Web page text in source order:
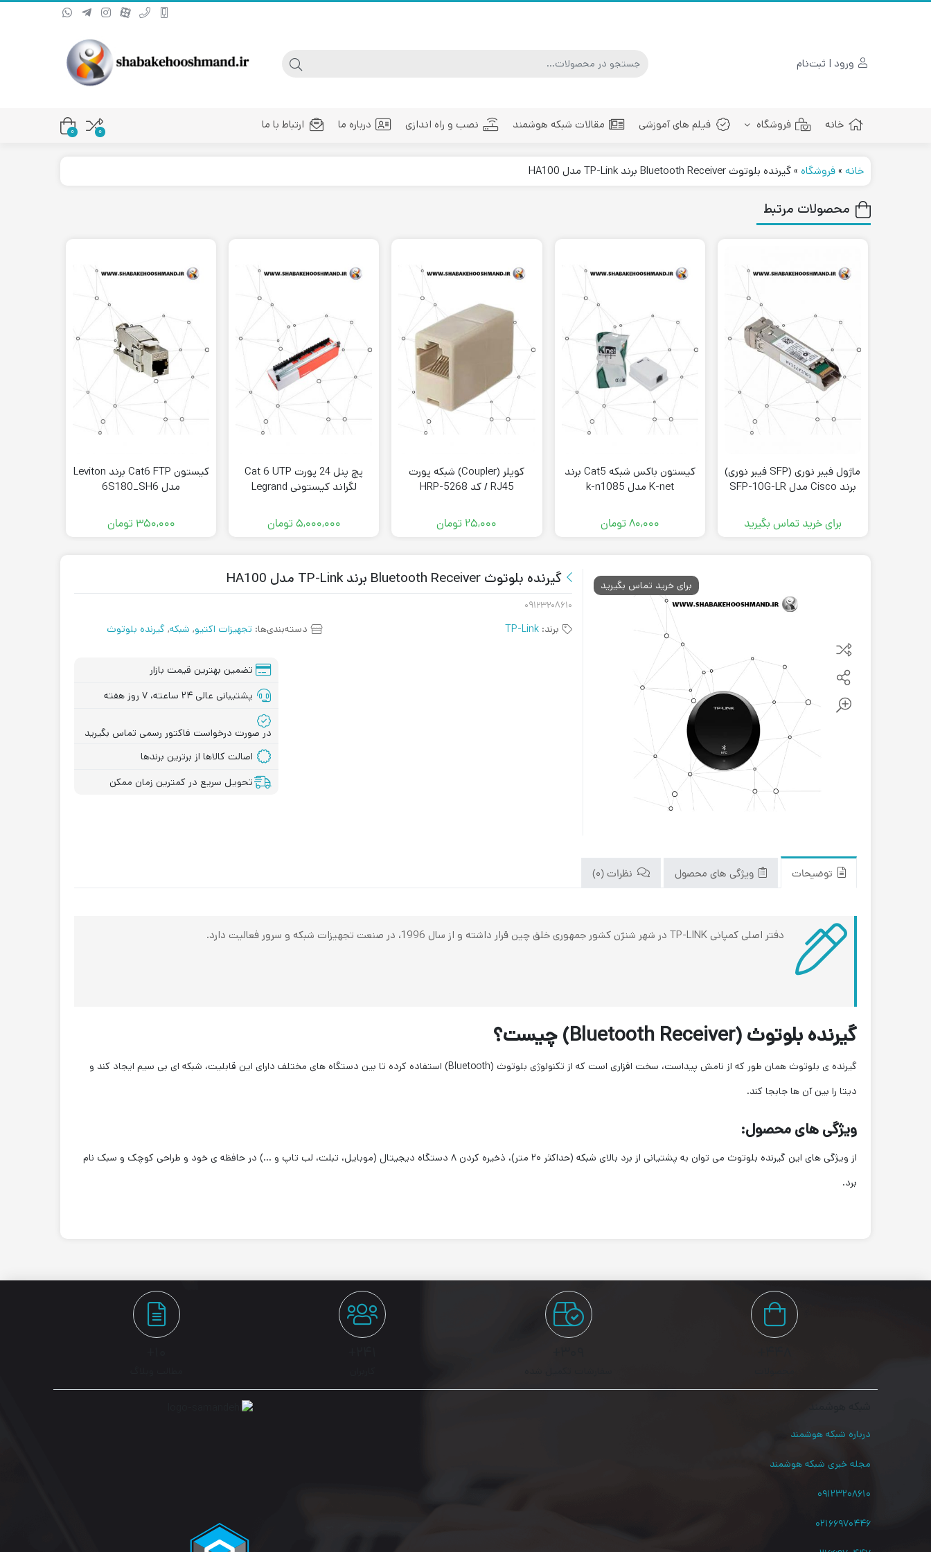
ورود | ثبت‌نام
خانه فروشگاه
پچ کورد فیبرنوری ماژول فیبر نوری
فیلم های آموزشی مقالات شبکه هوشمند نصب و راه اندازی درباره ما ارتباط با ما
۰ 0
خانه »فروشگاه »گیرنده بلوتوث Bluetooth Receiver برند TP-Link مدل HA100
محصولات مرتبط
ماژول فیبر نوری (SFP فیبر نوری)
برند Cisco مدل SFP-10G-LR
برای خرید تماس بگیرید
کیستون باکس شبکه Cat5 برند
K-net مدل k-n1085
۸۰,۰۰۰تومان
کوپلر (Coupler) شبکه پورت
RJ45 / کد HRP-5268
۲۵,۰۰۰ تومان
پچ پنل 24 پورت Cat 6 UTP
لگراند کیستونی Legrand
۵,۰۰۰,۰۰۰تومان
کيستون Cat6 FTP برند Leviton
مدل 6S180_SH6
۳۵۰,۰۰۰ تومان
برای خرید تماس بگیرید گیرنده بلوتوث Bluetooth Receiver برند TP-Link مدل HA100
۰۹۱۲۳۲۰۸۶۱۰
برند:TP-Link دسته‌بندی‌ها: تجهیزات اکتیو, شبکه, گیرنده بلوتوث
تضمین بهترین قیمت بازار
پشتیبانی عالی ۲۴ ساعته، ۷ روز هفته
در صورت درخواست فاکتور رسمی تماس بگیرید
اصالت کالاها از برترین برندها
تحویل سریع در کمترین زمان ممکن
توضیحات ویژگی های محصول نظرات (۰)
دفتر اصلی کمپانی TP-LINK در شهر شنژن کشور جمهوری خلق چین قرار داشته و از سال 1996، در صنعت تجهیزات شبکه و سرور فعالیت دارد.
گیرنده بلوتوث (Bluetooth Receiver) چیست؟
گیرنده ی بلوتوث همان طور که از نامش پیداست، سخت افزاری است که از تکنولوژی بلوتوث (Bluetooth) استفاده کرده تا بین دستگاه های مختلف دارای این قابلیت، شبکه ای بی سیم ایجاد کند و
دیتا را بین آن ها جابجا کند.
ویژگی های محصول:
از ویژگی های این گیرنده بلوتوث می توان به پشتیانی از برد بالای شبکه (حداکثر ۲۰ متر)، ذخیره کردن ۸ دستگاه دیجیتال (موبایل، تبلت، لب تاپ و …) در حافظه ی خود و طراحی کوچک و سبک نام
برد.
درباره شبکه هوشمند
مجله خبری شبکه هوشمند
۰۹۱۲۳۲۰۸۶۱۰
۰۲۱۶۶۹۷۰۴۴۶